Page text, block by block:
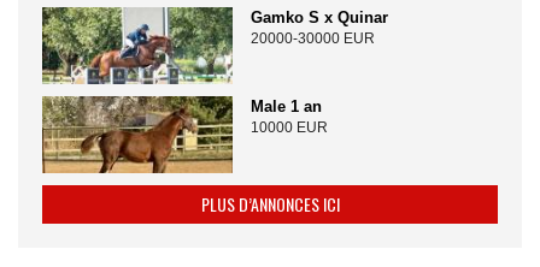
Gamko S x Quinar
20000-30000 EUR
Male 1 an
10000 EUR
PLUS D’ANNONCES ICI